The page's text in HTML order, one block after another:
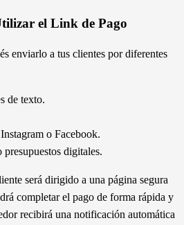
el Link de Pago
enviarlo a tus clientes por diferentes
de texto.
o Facebook.
digitales.
será dirigido a una página segura
completar el pago de forma rápida y
recibirá una notificación automática